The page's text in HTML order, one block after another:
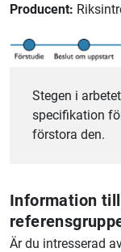
Producent:
Stegen i
specifikation
förstora den.
Information
Är du intresserad